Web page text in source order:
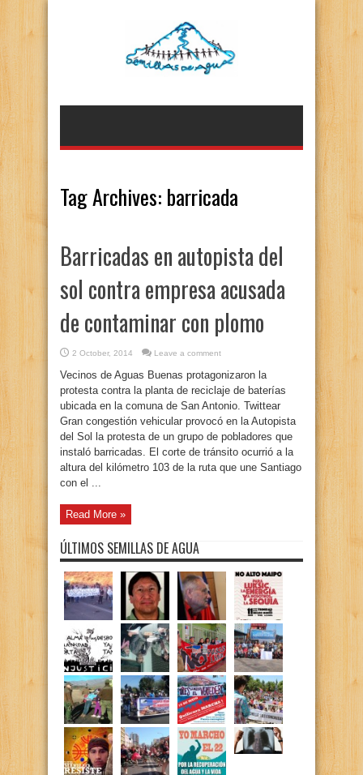
Tag Archives: barricada
Barricadas en autopista del
sol contra empresa acusada
de contaminar con plomo
2 October, 2014 Leave a comment
Vecinos de Aguas Buenas protagonizaron la
protesta contra la planta de reciclaje de baterías
ubicada en la comuna de San Antonio. Twittear
Gran congestión vehicular provocó en la Autopista
del Sol la protesta de un grupo de pobladores que
instaló barricadas. El corte de tránsito ocurrió a la
altura del kilómetro 103 de la ruta que une Santiago
con el ...
Read More »
ÚLTIMOS SEMILLAS DE AGUA